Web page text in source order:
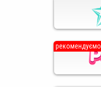
рекомендуємо